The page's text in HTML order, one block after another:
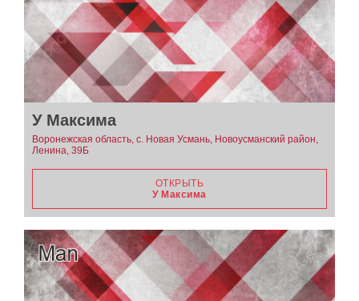
У Максима
Воронежская область, с. Новая Усмань, Новоусманский район,
Ленина, 39Б
ОТКРЫТЬ
У Максима